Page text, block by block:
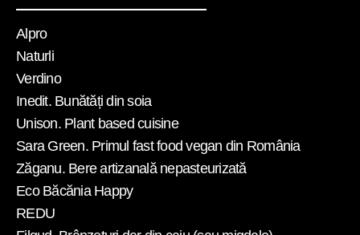
Alpro
Naturli
Verdino
Inedit. Bunătăți din soia
Unison. Plant based cuisine
Sara Green. Primul fast food vegan din România
Zăganu. Bere artizanală nepasteurizată
Eco Băcănia Happy
REDU